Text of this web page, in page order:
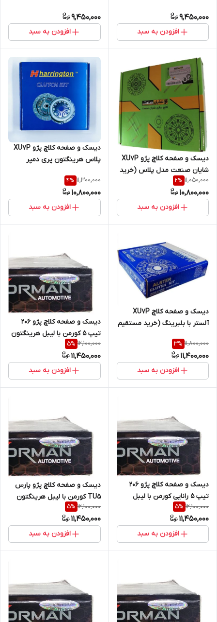
9,450,000
افزودن به سبد
9,450,000
افزودن به سبد
دیسک و صفحه کلاچ پژو XU7P
شایان صنعت مدل پلاس (خرید
مستقیم از پخش کننده)
11,050,000
2%
10,800,000
افزودن به سبد
دیسک و صفحه کلاچ پژو XU7P
پلاس هرینگتون پری دمپر
11,300,000
4%
10,800,000
افزودن به سبد
دیسک و صفحه کلاچ XU7P
آلستر با بلبرینگ (خرید مستقیم
11,800,000
3%
11,400,000
افزودن به سبد
دیسک و صفحه کلاچ پژو 206
تیپ 5 کورمن با لیبل هرینگتون
(خرید مستقیم از واردکننده)
12,100,000
5%
11,450,000
افزودن به سبد
دیسک و صفحه کلاچ پژو 206
تیپ 5 رانایی کورمن با لیبل
هرینگتون (خرید مستقیم از
واردکننده)
12,100,000
5%
11,450,000
افزودن به سبد
دیسک و صفحه کلاچ پژو پارس
TU5 کورمن با لیبل هرینگتون
(خرید مستقیم از واردکننده)
12,100,000
5%
11,450,000
افزودن به سبد